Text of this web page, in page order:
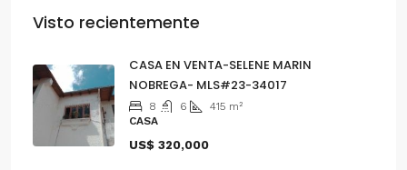
Visto recientemente
CASA EN VENTA-SELENE MARIN
NOBREGA- MLS#23-34017
8 6 415 m²
CASA
US$ 320,000